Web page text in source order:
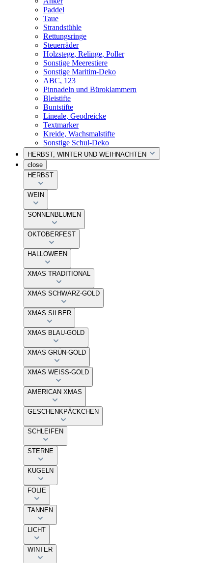
Paddel
Taue
Strandstühle
Rettungsringe
Steuerräder
Holzstege, Relinge, Poller
Sonstige Meerestiere
Sonstige Maritim-Deko
ABC, 123
Pinnadeln und Büroklammern
Bleistifte
Buntstifte
Lineale, Geodreicke
Textmarker
Kreide, Wachsmalstifte
Sonstige Schul-Deko
HERBST, WINTER UND WEIHNACHTEN
close
HERBST
WEIN
SONNENBLUMEN
OKTOBERFEST
HALLOWEEN
XMAS TRADITIONAL
XMAS SCHWARZ-GOLD
XMAS SILBER
XMAS BLAU-GOLD
XMAS GRÜN-GOLD
XMAS WEISS-GOLD
AMERICAN XMAS
GESCHENKPÄCKCHEN
SCHLEIFEN
STERNE
KUGELN
FOLIE
TANNEN
LICHT
WINTER